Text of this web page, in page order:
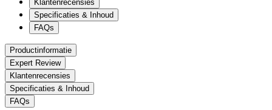
Klantenrecensies
Specificaties & Inhoud
FAQs
Productinformatie
Expert Review
Klantenrecensies
Specificaties & Inhoud
FAQs